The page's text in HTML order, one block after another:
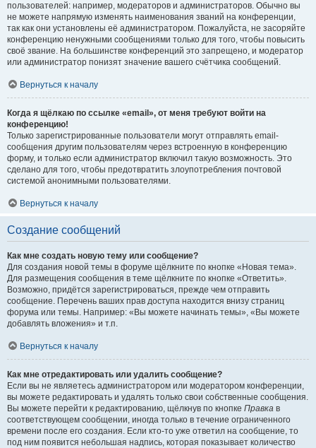
пользователей: например, модераторов и администраторов. Обычно вы
не можете напрямую изменять наименования званий на конференции,
так как они установлены её администратором. Пожалуйста, не засоряйте
конференцию ненужными сообщениями только для того, чтобы повысить
своё звание. На большинстве конференций это запрещено, и модератор
или администратор понизят значение вашего счётчика сообщений.
Вернуться к началу
Когда я щёлкаю по ссылке «email», от меня требуют войти на
конференцию!
Только зарегистрированные пользователи могут отправлять email-
сообщения другим пользователям через встроенную в конференцию
форму, и только если администратор включил такую возможность. Это
сделано для того, чтобы предотвратить злоупотребления почтовой
системой анонимными пользователями.
Вернуться к началу
Создание сообщений
Как мне создать новую тему или сообщение?
Для создания новой темы в форуме щёлкните по кнопке «Новая тема».
Для размещения сообщения в теме щёлкните по кнопке «Ответить».
Возможно, придётся зарегистрироваться, прежде чем отправить
сообщение. Перечень ваших прав доступа находится внизу страниц
форума или темы. Например: «Вы можете начинать темы», «Вы можете
добавлять вложения» и т.п.
Вернуться к началу
Как мне отредактировать или удалить сообщение?
Если вы не являетесь администратором или модератором конференции,
вы можете редактировать и удалять только свои собственные сообщения.
Вы можете перейти к редактированию, щёлкнув по кнопке Правка в
соответствующем сообщении, иногда только в течение ограниченного
времени после его создания. Если кто-то уже ответил на сообщение, то
под ним появится небольшая надпись, которая показывает количество